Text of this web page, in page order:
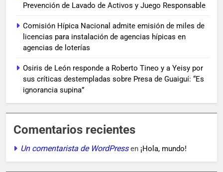
Prevención de Lavado de Activos y Juego Responsable
Comisión Hípica Nacional admite emisión de miles de
licencias para instalación de agencias hípicas en
agencias de loterías
Osiris de León responde a Roberto Tineo y a Yeisy por
sus críticas destempladas sobre Presa de Guaiguí: “Es
ignorancia supina”
Comentarios recientes
Un comentarista de WordPressen ¡Hola, mundo!